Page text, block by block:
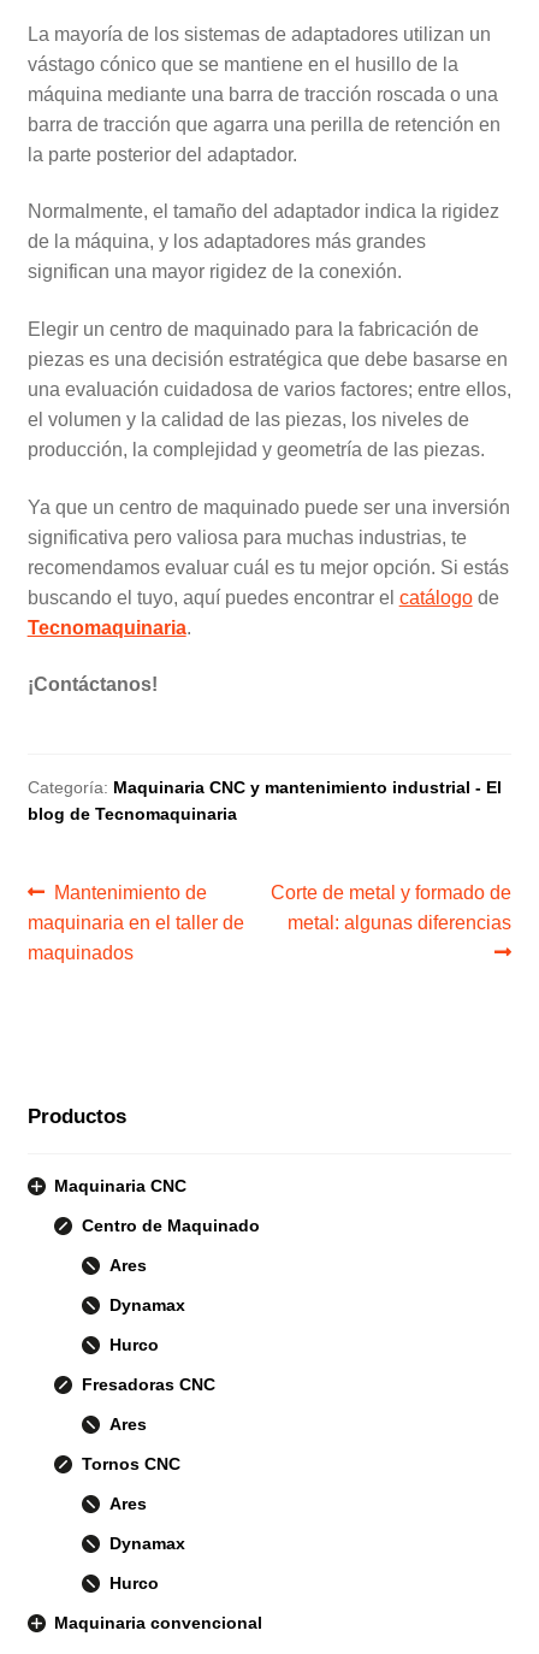
La mayoría de los sistemas de adaptadores utilizan un
vástago cónico que se mantiene en el husillo de la
máquina mediante una barra de tracción roscada o una
barra de tracción que agarra una perilla de retención en
la parte posterior del adaptador.
Normalmente, el tamaño del adaptador indica la rigidez
de la máquina, y los adaptadores más grandes
significan una mayor rigidez de la conexión.
Elegir un centro de maquinado para la fabricación de
piezas es una decisión estratégica que debe basarse en
una evaluación cuidadosa de varios factores; entre ellos,
el volumen y la calidad de las piezas, los niveles de
producción, la complejidad y geometría de las piezas.
Ya que un centro de maquinado puede ser una inversión
significativa pero valiosa para muchas industrias, te
recomendamos evaluar cuál es tu mejor opción. Si estás
buscando el tuyo, aquí puedes encontrar el catálogode
Tecnomaquinaria.
¡Contáctanos!
Categoría: Maquinaria CNC y mantenimiento industrial - El
blog de Tecnomaquinaria
Navegación
de
Anterior:
Mantenimiento de
maquinaria en el taller de
maquinados
Siguiente:
Corte de metal y formado de
metal: algunas diferencias
Productos
Maquinaria CNC
Centro de Maquinado
Ares
Dynamax
Hurco
Fresadoras CNC
Ares
Tornos CNC
Ares
Dynamax
Hurco
Maquinaria convencional